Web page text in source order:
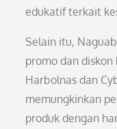
edukatif terkait
Selain itu,
promo dan
Harbolnas dan
memungkinkan
produk dengan